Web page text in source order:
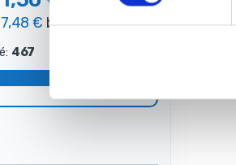
e
r
l
€ bez DPH)
467